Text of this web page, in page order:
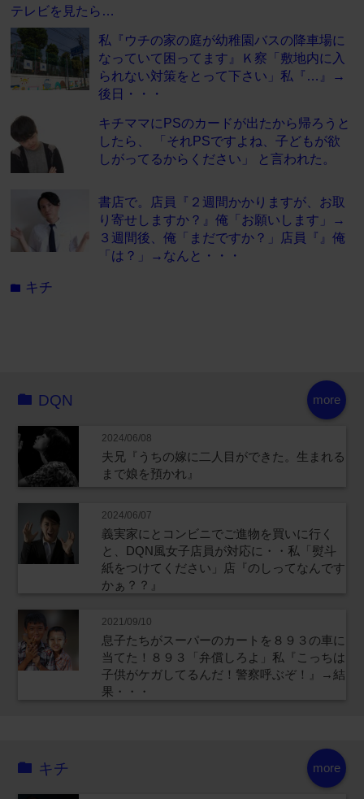
テレビを見たら…
私『ウチの家の庭が幼稚園バスの降車場に
なっていて困ってます』Ｋ察「敷地内に入
られない対策をとって下さい」私『…』→
後日・・・
キチママにPSのカードが出たから帰ろうと
したら、 「それPSですよね、子どもが欲
しがってるからください」 と言われた。
書店で。店員『２週間かかりますが、お取
り寄せしますか？』俺「お願いします」→
３週間後、俺「まだですか？」店員『』俺
「は？」→なんと・・・
folder キチ
more
DQN
2024/06/08
夫兄『うちの嫁に二人目ができた。生まれる
まで娘を預かれ』
2024/06/07
義実家にとコンビニでご進物を買いに行く
と、DQN風女子店員が対応に・・私「熨斗
紙をつけてください」店『のしってなんです
かぁ？？』
2021/09/10
息子たちがスーパーのカートを８９３の車に
当てた！８９３「弁償しろよ」私『こっちは
子供がケガしてるんだ！警察呼ぶぞ！』→結
果・・・
more
キチ